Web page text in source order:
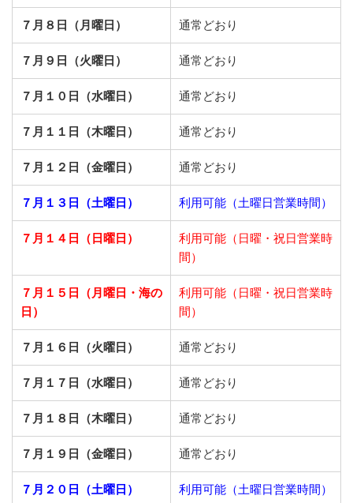
７月８日（月曜日） 通常どおり
７月９日（火曜日） 通常どおり
７月１０日（水曜日） 通常どおり
７月１１日（木曜日） 通常どおり
７月１２日（金曜日） 通常どおり
７月１３日（土曜日） 利用可能（土曜日営業時間）
７月１４日（日曜日）
利用可能（日曜・祝日営業時
間）
７月１５日（月曜日・海の
日）
利用可能（日曜・祝日営業時
間）
７月１６日（火曜日） 通常どおり
７月１７日（水曜日） 通常どおり
７月１８日（木曜日） 通常どおり
７月１９日（金曜日） 通常どおり
７月２０日（土曜日） 利用可能（土曜日営業時間）